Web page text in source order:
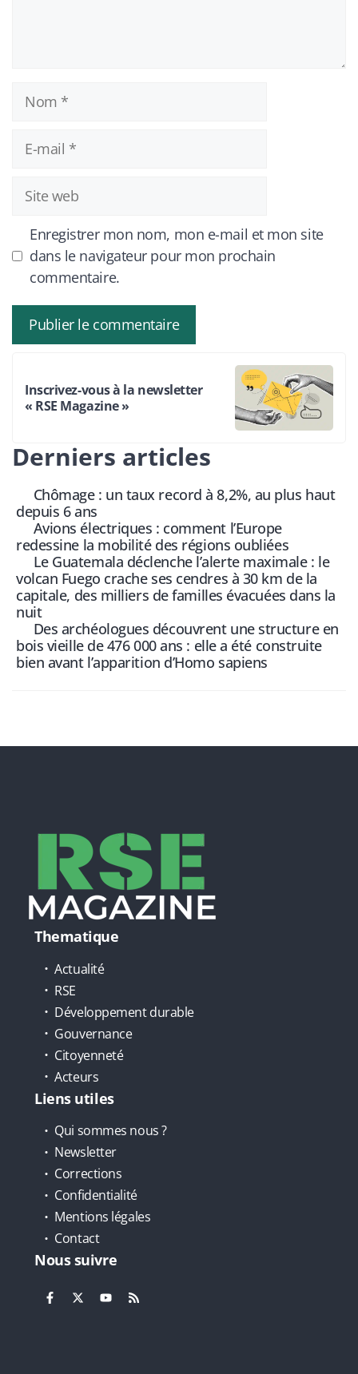
mail
Site
web
Enregistrer mon nom, mon e-mail et mon site
dans le navigateur pour mon prochain
commentaire.
Inscrivez-vous à la newsletter
« RSE Magazine »
Derniers articles
Chômage : un taux record à 8,2%, au plus haut
depuis 6 ans
Avions électriques : comment l’Europe
redessine la mobilité des régions oubliées
Le Guatemala déclenche l’alerte maximale : le
volcan Fuego crache ses cendres à 30 km de la
capitale, des milliers de familles évacuées dans la
nuit
Des archéologues découvrent une structure en
bois vieille de 476 000 ans : elle a été construite
bien avant l’apparition d’Homo sapiens
Thematique
Actualité
RSE
Développement durable
Gouvernance
Citoyenneté
Acteurs
Liens utiles
Qui sommes nous ?
Newsletter
Corrections
Confidentialité
Mentions légales
Contact
Nous suivre